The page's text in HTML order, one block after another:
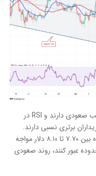
در نمودار ۴ ساعته هر دو میانگین متحرک شیب صعودی دارند و RSI در
برتری نسبی دارند.
خریداران به احتمال زیاد با فروش در محدوده بین ۷.۷۰ تا ۸.۱۰ دلار مواجه
عبور کنند، روند صعودی